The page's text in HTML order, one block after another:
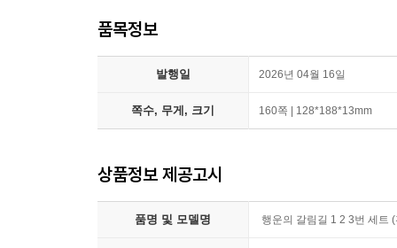
품목정보
발행일 2026년 04월 16일
쪽수, 무게, 크기 160쪽 | 128*188*13mm
상품정보 제공고시
품명 및 모델명 행운의 갈림길 1 2 3번 세트